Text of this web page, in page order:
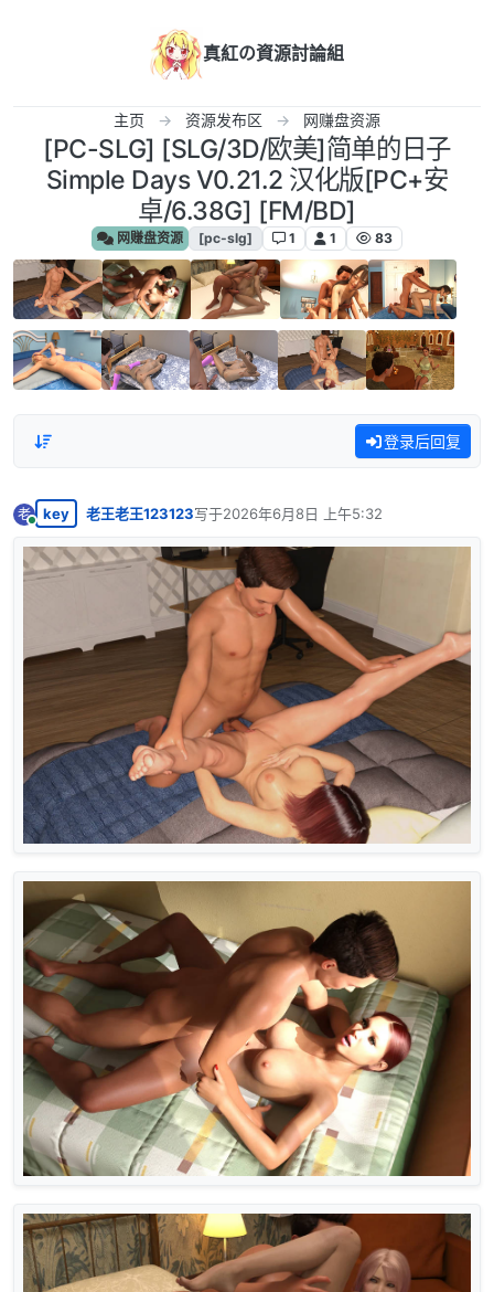
真紅の資源討論組
主页 资源发布区 网赚盘资源
[PC-SLG] [SLG/3D/欧美]简单的日子
Simple Days V0.21.2 汉化版[PC+安
卓/6.38G] [FM/BD]
网赚盘资源 [pc-slg] 1 1 83
登录后回复
老
在线
key 老王老王123123写于2026年6月8日 上午5:32
最后由 编辑